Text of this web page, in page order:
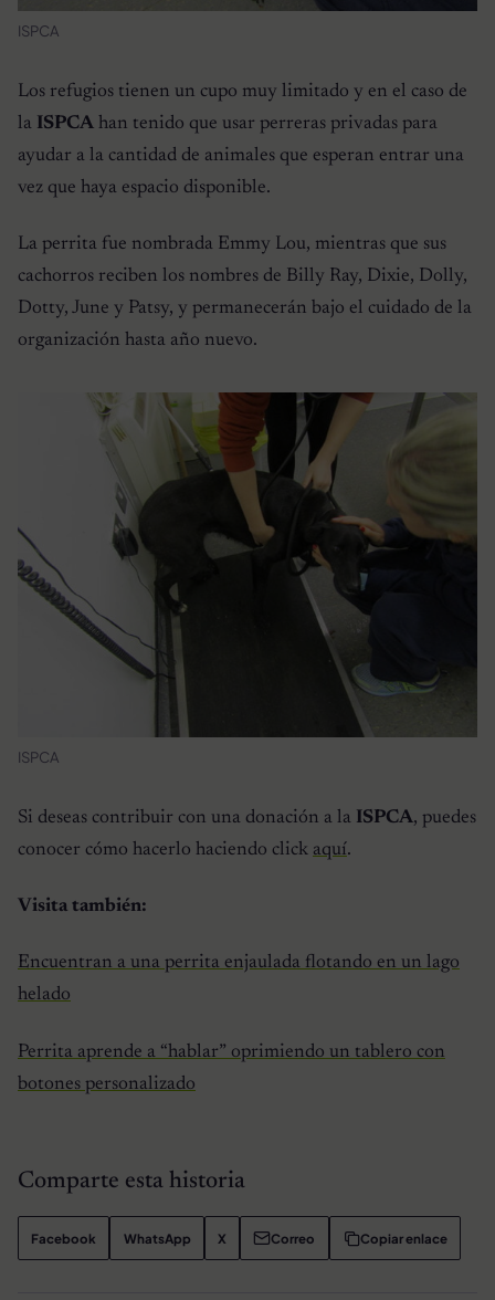
ISPCA
Los refugios tienen un cupo muy limitado y en el caso de
la ISPCA han tenido que usar perreras privadas para
ayudar a la cantidad de animales que esperan entrar una
vez que haya espacio disponible.
La perrita fue nombrada Emmy Lou, mientras que sus
cachorros reciben los nombres de Billy Ray, Dixie, Dolly,
Dotty, June y Patsy, y permanecerán bajo el cuidado de la
organización hasta año nuevo.
ISPCA
Si deseas contribuir con una donación a la ISPCA, puedes
conocer cómo hacerlo haciendo click aquí.
Visita también:
Encuentran a una perrita enjaulada flotando en un lago
helado
Perrita aprende a “hablar” oprimiendo un tablero con
botones personalizado
Comparte esta historia
Facebook WhatsApp X Correo Copiar enlace